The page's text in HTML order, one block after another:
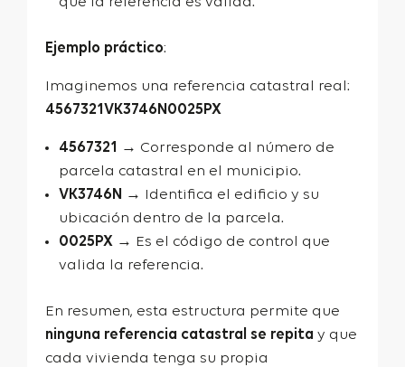
Ejemplo práctico:
Imaginemos una referencia catastral real:
4567321VK3746N0025PX
4567321
→ Corresponde al número de
parcela catastral en el municipio.
VK3746N → Identifica el edificio y su
ubicación dentro de la parcela.
0025PX → Es el código de control que
valida la referencia.
En resumen, esta estructura permite que
ninguna referencia catastral se repita y que
cada vivienda tenga su propia